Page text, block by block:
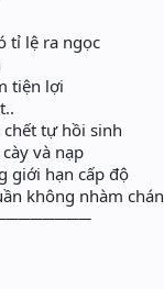
tỉ lệ ra ngọc
tiện lợi
chết tự hồi sinh
và nạp
giới hạn cấp độ
không nhàm chán